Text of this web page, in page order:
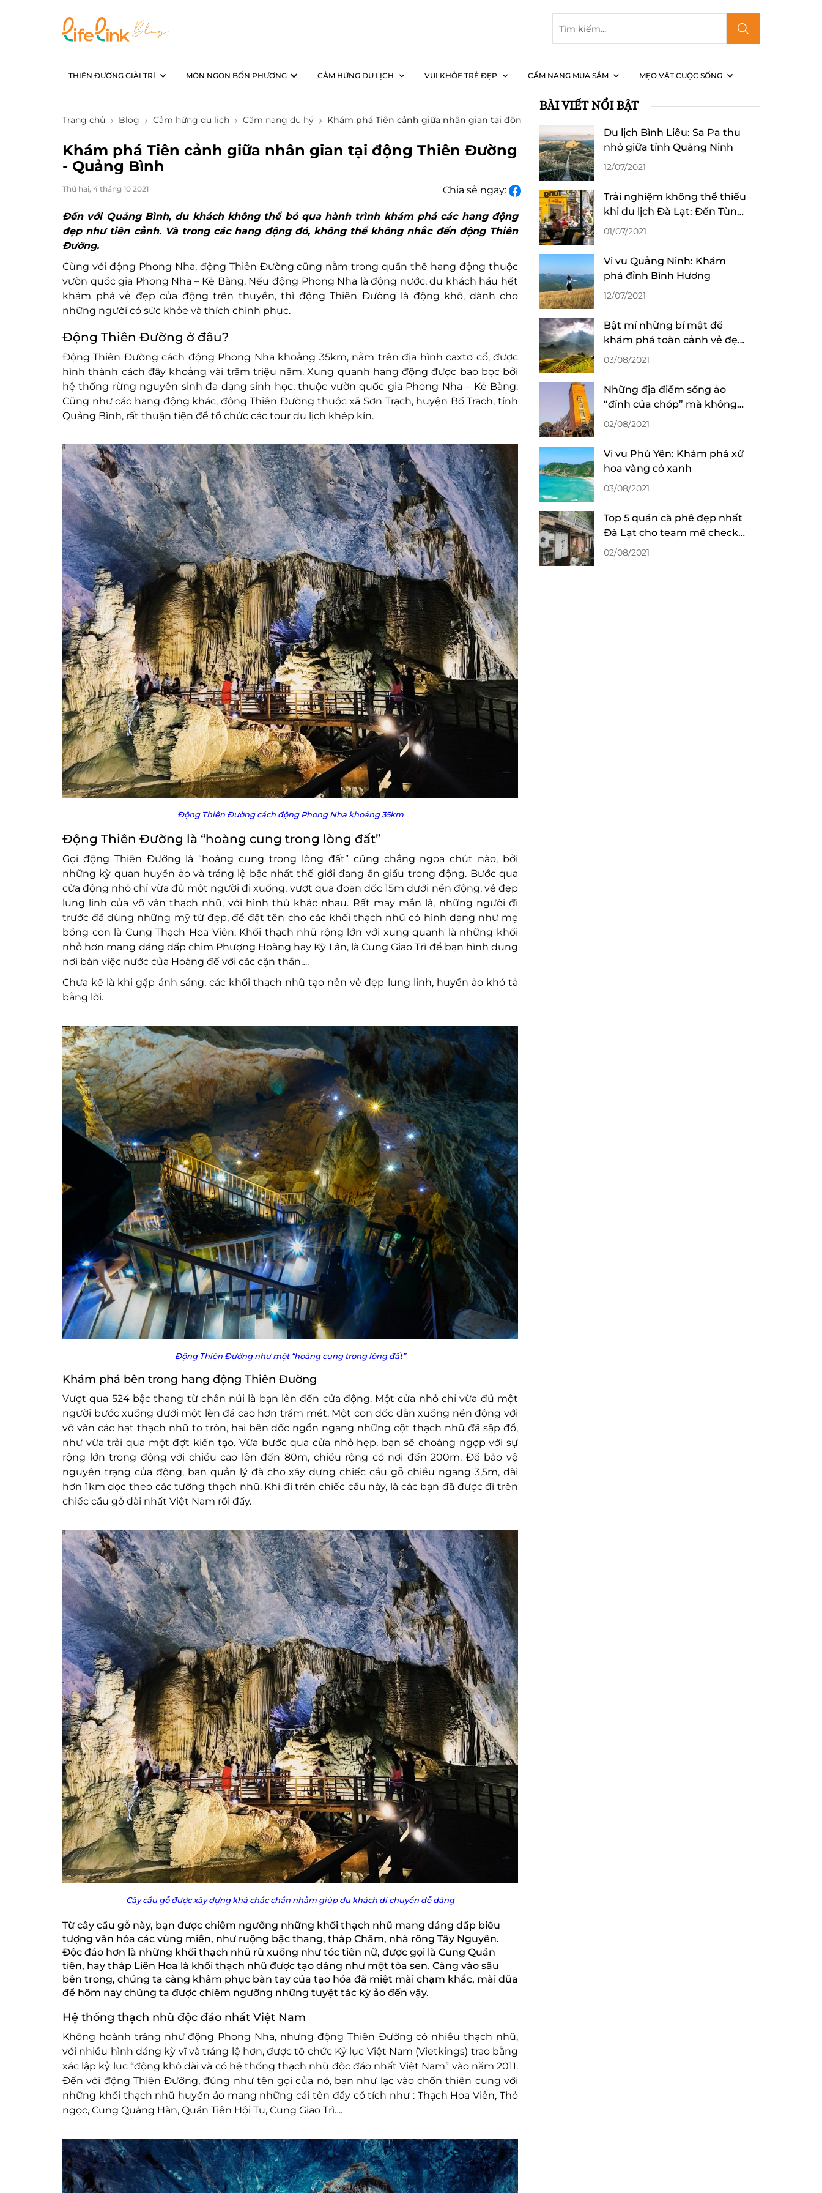
THIÊN ĐƯỜNG GIẢI TRÍ MÓN NGON BỐN PHƯƠNG CẢM HỨNG DU LỊCH VUI KHỎE TRẺ ĐẸP CẨM NANG MUA SẮM MẸO VẶT CUỘC SỐNG
Trang chủ Blog Cảm hứng du lịch Cẩm nang du hý Khám phá Tiên cảnh giữa nhân gian tại động Thiên Đường - Quảng Bình
Khám phá Tiên cảnh giữa nhân gian tại động Thiên Đường
- Quảng Bình
Thứ hai, 4 tháng 10 2021 Chia sẻ ngay:
Đến với Quảng Bình, du khách không thể bỏ qua hành trình khám phá các hang động
đẹp như tiên cảnh. Và trong các hang động đó, không thể không nhắc đến động Thiên
Đường.
Cùng với động Phong Nha, động Thiên Đường cũng nằm trong quần thể hang động thuộc
vườn quốc gia Phong Nha – Kẻ Bàng. Nếu động Phong Nha là động nước, du khách hầu hết
khám phá vẻ đẹp của động trên thuyền, thì động Thiên Đường là động khô, dành cho
những người có sức khỏe và thích chinh phục.
Động Thiên Đường ở đâu?
Động Thiên Đường cách động Phong Nha khoảng 35km, nằm trên địa hình caxtơ cổ, được
hình thành cách đây khoảng vài trăm triệu năm. Xung quanh hang động được bao bọc bởi
hệ thống rừng nguyên sinh đa dạng sinh học, thuộc vườn quốc gia Phong Nha – Kẻ Bàng.
Cũng như các hang động khác, động Thiên Đường thuộc xã Sơn Trạch, huyện Bố Trạch, tỉnh
Quảng Bình, rất thuận tiện để tổ chức các tour du lịch khép kín.
Động Thiên Đường cách động Phong Nha khoảng 35km
Động Thiên Đường là “hoàng cung trong lòng đất”
Gọi động Thiên Đường là “hoàng cung trong lòng đất” cũng chẳng ngoa chút nào, bởi
những kỳ quan huyền ảo và tráng lệ bậc nhất thế giới đang ẩn giấu trong động. Bước qua
cửa động nhỏ chỉ vừa đủ một người đi xuống, vượt qua đoạn dốc 15m dưới nền động, vẻ đẹp
lung linh của vô vàn thạch nhũ, với hình thù khác nhau. Rất may mắn là, những người đi
trước đã dùng những mỹ từ đẹp, để đặt tên cho các khối thạch nhũ có hình dạng như mẹ
bồng con là Cung Thạch Hoa Viên. Khối thạch nhũ rộng lớn với xung quanh là những khối
nhỏ hơn mang dáng dấp chim Phượng Hoàng hay Kỳ Lân, là Cung Giao Trì để bạn hình dung
nơi bàn việc nước của Hoàng đế với các cận thần….
Chưa kể là khi gặp ánh sáng, các khối thạch nhũ tạo nên vẻ đẹp lung linh, huyền ảo khó tả
bằng lời.
Động Thiên Đường như một “hoàng cung trong lòng đất”
Khám phá bên trong hang động Thiên Đường
Vượt qua 524 bậc thang từ chân núi là bạn lên đến cửa động. Một cửa nhỏ chỉ vừa đủ một
người bước xuống dưới một lèn đá cao hơn trăm mét. Một con dốc dẫn xuống nền động với
vô vàn các hạt thạch nhũ to tròn, hai bên dốc ngổn ngang những cột thạch nhũ đã sập đổ,
như vừa trải qua một đợt kiến tạo. Vừa bước qua cửa nhỏ hẹp, bạn sẽ choáng ngợp với sự
rộng lớn trong động với chiều cao lên đến 80m, chiều rộng có nơi đến 200m. Để bảo vệ
nguyên trạng của động, ban quản lý đã cho xây dựng chiếc cầu gỗ chiều ngang 3,5m, dài
hơn 1km dọc theo các tường thạch nhũ. Khi đi trên chiếc cầu này, là các bạn đã được đi trên
chiếc cầu gỗ dài nhất Việt Nam rồi đấy.
Cây cầu gỗ được xây dựng khá chắc chắn nhằm giúp du khách di chuyển dễ dàng
Từ cây cầu gỗ này, bạn được chiêm ngưỡng những khối thạch nhũ mang dáng dấp biểu
tượng văn hóa các vùng miền, như ruộng bậc thang, tháp Chăm, nhà rông Tây Nguyên.
Độc đáo hơn là những khối thạch nhũ rũ xuống như tóc tiên nữ, được gọi là Cung Quần
tiên, hay tháp Liên Hoa là khối thạch nhũ được tạo dáng như một tòa sen. Càng vào sâu
bên trong, chúng ta càng khâm phục bàn tay của tạo hóa đã miệt mài chạm khắc, mài dũa
để hôm nay chúng ta được chiêm ngưỡng những tuyệt tác kỳ ảo đến vậy.
Hệ thống thạch nhũ độc đáo nhất Việt Nam
Không hoành tráng như động Phong Nha, nhưng động Thiên Đường có nhiều thạch nhũ,
với nhiều hình dáng kỳ vĩ và tráng lệ hơn, được tổ chức Kỷ lục Việt Nam (Vietkings) trao bằng
xác lập kỷ lục “động khô dài và có hệ thống thạch nhũ độc đáo nhất Việt Nam” vào năm 2011.
Đến với động Thiên Đường, đúng như tên gọi của nó, bạn như lạc vào chốn thiên cung với
những khối thạch nhũ huyền ảo mang những cái tên đầy cổ tích như : Thạch Hoa Viên, Thỏ
ngọc, Cung Quảng Hàn, Quần Tiên Hội Tụ, Cung Giao Trì….
BÀI VIẾT NỔI BẬT
Du lịch Bình Liêu: Sa Pa thu
nhỏ giữa tỉnh Quảng Ninh
12/07/2021
Trải nghiệm không thể thiếu
khi du lịch Đà Lạt: Đến Tùng
“làm” ly cafe!
01/07/2021
Vi vu Quảng Ninh: Khám
phá đỉnh Bình Hương
12/07/2021
Bật mí những bí mật để
khám phá toàn cảnh vẻ đẹp
mùa lúa chín ở Sa Pa
03/08/2021
Những địa điểm sống ảo
“đỉnh của chóp” mà không
mất phí tại Đà Lạt
02/08/2021
Vi vu Phú Yên: Khám phá xứ
hoa vàng cỏ xanh
03/08/2021
Top 5 quán cà phê đẹp nhất
Đà Lạt cho team mê check-
in sống ảo
02/08/2021